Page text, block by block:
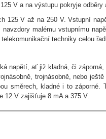
V a na výstupu pokryje odběry
125 V až na 250 V. Vstupní
malému vstupnímu
techniky celou
napětí, ať již kladná, či
trojnásobně, nebo
směrech, kladné i to záporné.
12 V zajišťuje 8 mA a 375 V.